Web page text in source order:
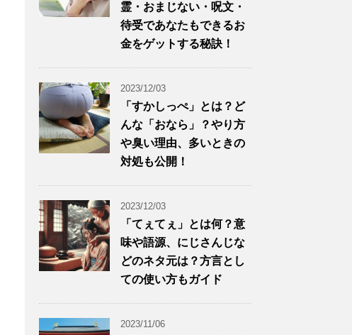
霊・おまじない・呪文・
待受であなたもできるお
金をゲットする秘訣！
2023/12/03
「すかしっぺ」とは？ど
んな「おなら」？やり方
や臭い理由、多いときの
対処も公開！
2023/12/03
「てぇてぇ」とは何？意
味や語源、にじさんじな
どのネタ元は？方言とし
ての使い方もガイド
2023/11/06